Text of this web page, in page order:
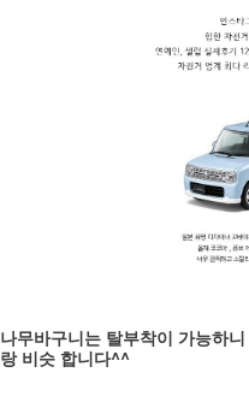
나무바구니는 탈부착이 가능하
랑 비슷 합니다^^